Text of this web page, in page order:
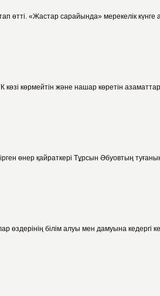
өтті. «Жастар сарайында» мерекелік
көрмейтін және нашар көретін
өнер қайраткері Тұрсын Әбуовтың
өздерінің білім алуы мен дамуына